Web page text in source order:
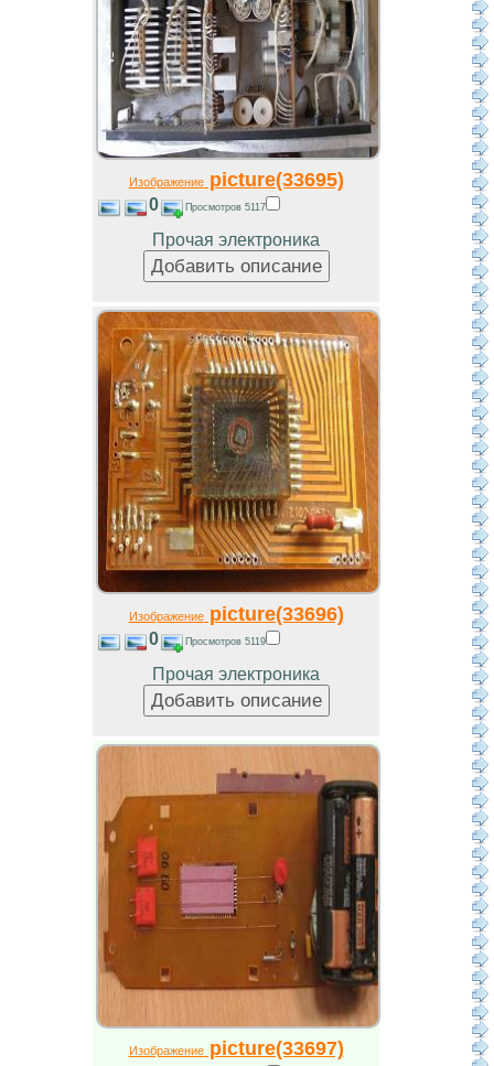
Изображениеpicture(33695)
0 Просмотров 5117
Прочая электроника
Изображениеpicture(33696)
0 Просмотров 5119
Прочая электроника
Изображениеpicture(33697)